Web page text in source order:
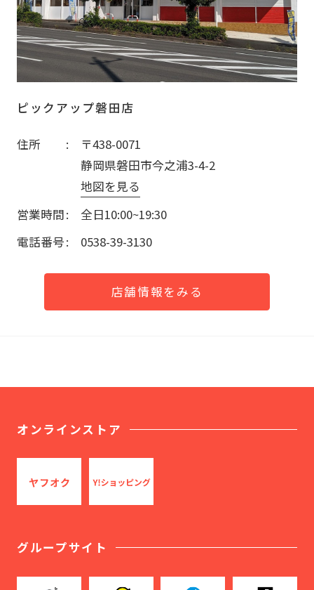
ピックアップ磐田店
住所
〒438-0071
静岡県磐田市今之浦3-4-2
地図を見る
営業時間
全日10:00~19:30
電話番号
0538-39-3130
店舗情報をみる
オンラインストア
グループサイト